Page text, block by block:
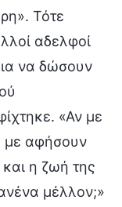
Τότε
αδελφοί
να δώσουν
«Αν με
με αφήσουν
η ζωή της
μέλλον;»